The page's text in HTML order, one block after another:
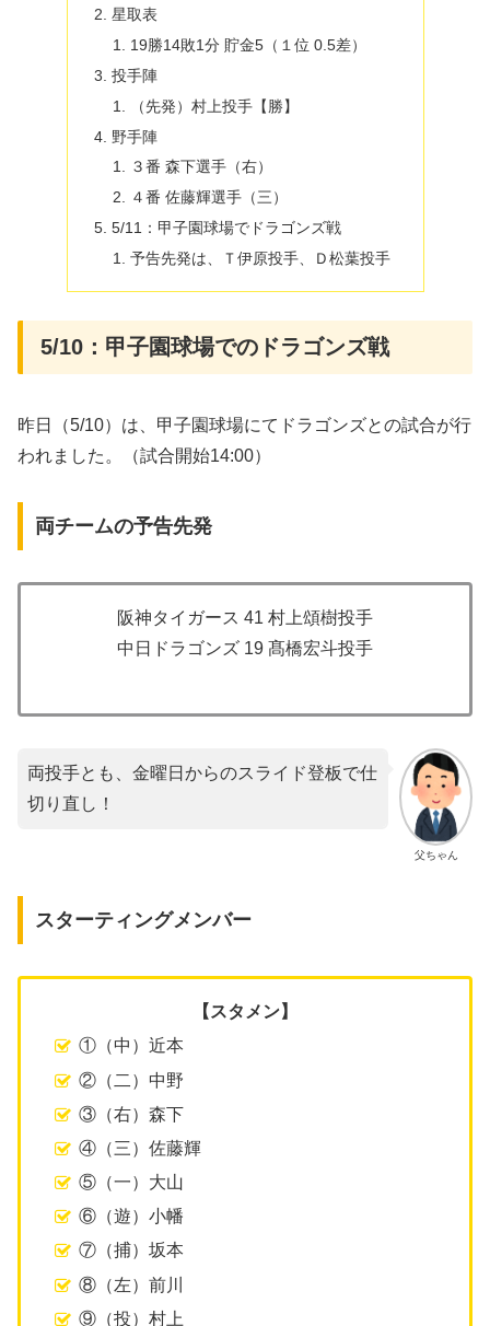
星取表
19勝14敗1分 貯金5（１位 0.5差）
投手陣
（先発）村上投手【勝】
野手陣
３番 森下選手（右）
４番 佐藤輝選手（三）
5/11：甲子園球場でドラゴンズ戦
予告先発は、Ｔ伊原投手、Ｄ松葉投手
5/10：甲子園球場でのドラゴンズ戦
昨日（5/10）は、甲子園球場にてドラゴンズとの試合が行
われました。（試合開始14:00）
両チームの予告先発
阪神タイガース 41 村上頌樹投手
中日ドラゴンズ 19 髙橋宏斗投手
父ちゃん
両投手とも、金曜日からのスライド登板で仕
切り直し！
スターティングメンバー
【スタメン】
①（中）近本
②（二）中野
③（右）森下
④（三）佐藤輝
⑤（一）大山
⑥（遊）小幡
⑦（捕）坂本
⑧（左）前川
⑨（投）村上